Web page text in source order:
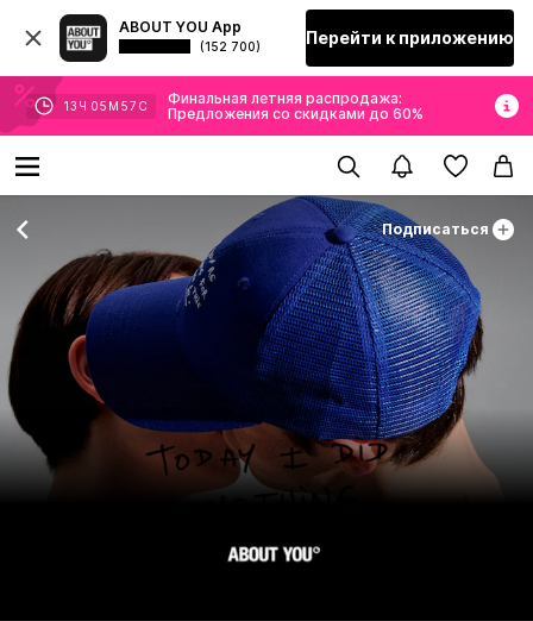
ABOUT YOU App
(152 700) Перейти к приложению
13 Ч 05 М 56 С
Финальная летняя распродажа:
Предложения со скидками до 60%
Подписаться